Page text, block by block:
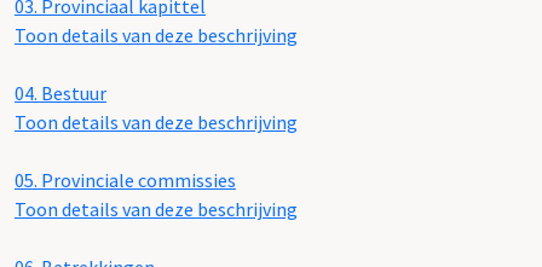
03. Provinciaal kapittel
Toon details van deze beschrijving
04. Bestuur
Toon details van deze beschrijving
05. Provinciale commissies
Toon details van deze beschrijving